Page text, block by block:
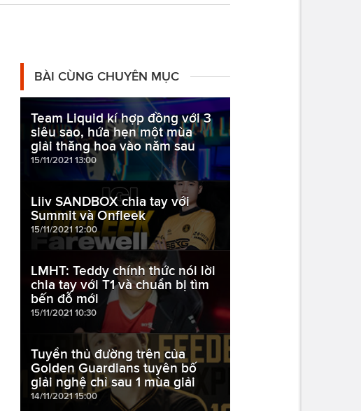
BÀI CÙNG CHUYÊN MỤC
Team Liquid kí hợp đồng với 3
siêu sao, hứa hẹn một mùa
giải thăng hoa vào năm sau
15/11/2021 13:00
Liiv SANDBOX chia tay với
Summit và Onfleek
15/11/2021 12:00
LMHT: Teddy chính thức nói lời
chia tay với T1 và chuẩn bị tìm
bến đỗ mới
15/11/2021 10:30
Tuyển thủ đường trên của
Golden Guardians tuyên bố
giải nghệ chỉ sau 1 mùa giải
14/11/2021 15:00